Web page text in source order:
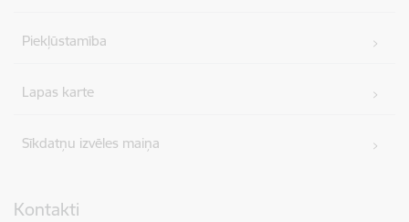
Piekļūstamība
Lapas karte
Sīkdatņu izvēles maiņa
Kontakti